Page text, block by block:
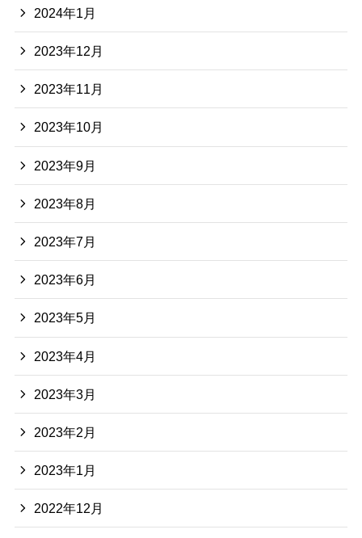
2024年1月
2023年12月
2023年11月
2023年10月
2023年9月
2023年8月
2023年7月
2023年6月
2023年5月
2023年4月
2023年3月
2023年2月
2023年1月
2022年12月